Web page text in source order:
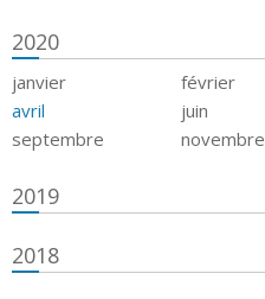
2020
janvier février
avril
juin
septembre
novembre
2019
2018